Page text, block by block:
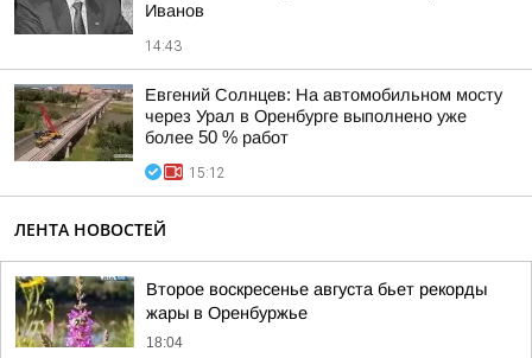
Иванов
14:43
Евгений Солнцев: На автомобильном мосту
через Урал в Оренбурге выполнено уже
более 50 % работ
15:12
ЛЕНТА НОВОСТЕЙ
Второе воскресенье августа бьет рекорды
жары в Оренбуржье
18:04